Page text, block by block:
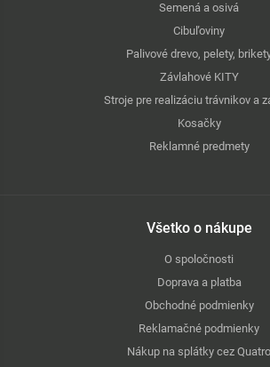
Semená a osivá
Cibuľoviny
Palivové drevo, pelety,
Závlahové KITY
Stroje pre realizáciu trávnikov a
Kosačky
Reklamné predmety
Všetko o nákupe
O spoločnosti
Doprava a platba
Obchodné podmienky
Reklamačné podmienky
Nákup na splátky cez Quatro